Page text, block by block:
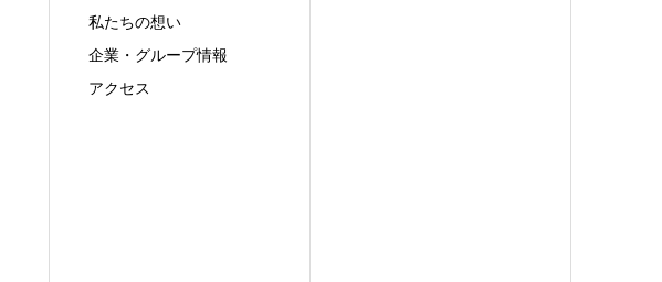
私たちの想い
企業・グループ情報
アクセス